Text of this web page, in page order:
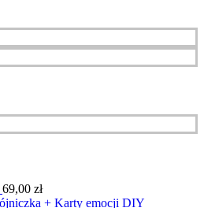
69,00 zł